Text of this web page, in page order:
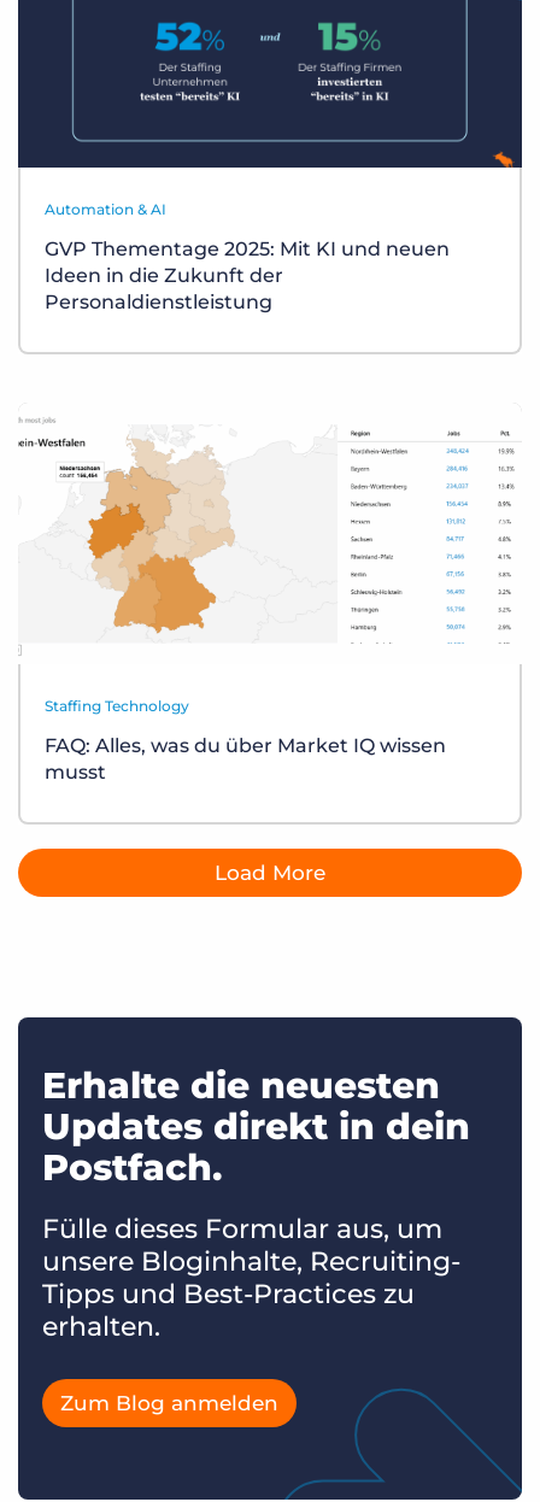
Automation & AI
GVP Thementage 2025: Mit KI und neuen
Ideen in die Zukunft der
Personaldienstleistung
Staffing Technology
FAQ: Alles, was du über Market IQ wissen
musst
Load More
Erhalte die neuesten
Updates direkt in dein
Postfach.
Fülle dieses Formular aus, um
unsere Bloginhalte, Recruiting-
Tipps und Best-Practices zu
erhalten.
Zum Blog anmelden